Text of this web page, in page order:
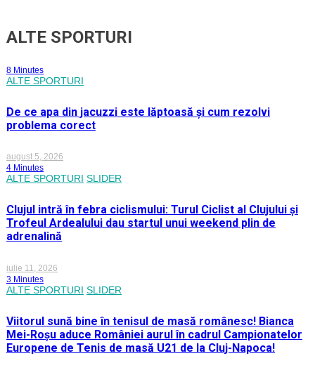
ALTE SPORTURI
8 Minutes
ALTE SPORTURI
De ce apa din jacuzzi este lăptoasă și cum rezolvi
problema corect
august 5, 2026
4 Minutes
ALTE SPORTURI SLIDER
Clujul intră în febra ciclismului: Turul Ciclist al Clujului și
Trofeul Ardealului dau startul unui weekend plin de
adrenalină
iulie 11, 2026
3 Minutes
ALTE SPORTURI SLIDER
Viitorul sună bine în tenisul de masă românesc! Bianca
Mei-Roșu aduce României aurul în cadrul Campionatelor
Europene de Tenis de masă U21 de la Cluj-Napoca!